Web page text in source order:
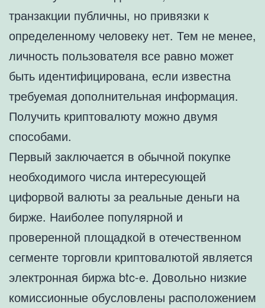
транзакции публичны, но привязки к
определенному человеку нет. Тем не менее,
личность пользователя все равно может
быть идентифицирована, если известна
требуемая дополнительная информация.
Получить криптовалюту можно двумя
способами.
Первый заключается в обычной покупке
необходимого числа интересующей
цифорвой валюты за реальные деньги на
бирже. Наиболее популярной и
проверенной площадкой в отечественном
сегменте торговли криптовалютой является
электронная биржа btc-e. Довольно низкие
комиссионные обусловлены расположением